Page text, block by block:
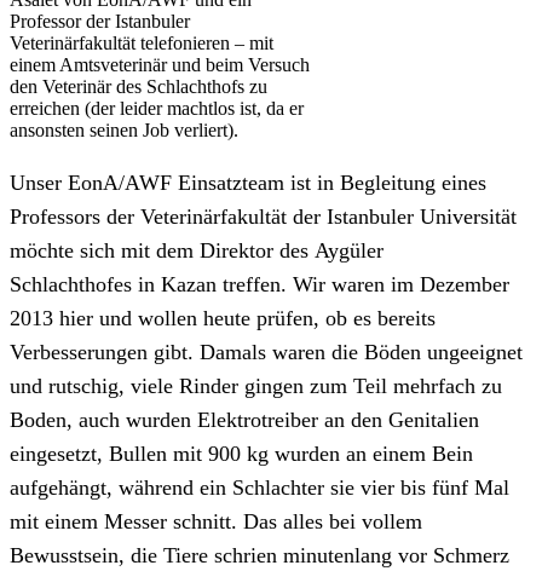
Professor der Istanbuler
Veterinärfakultät telefonieren – mit
einem Amtsveterinär und beim Versuch
den Veterinär des Schlachthofs zu
erreichen (der leider machtlos ist, da er
ansonsten seinen Job verliert).
Unser EonA/AWF Einsatzteam ist in Begleitung eines
Professors der Veterinärfakultät der Istanbuler Universität
möchte sich mit dem Direktor des Aygüler
Schlachthofes in Kazan treffen. Wir waren im Dezember
2013 hier und wollen heute prüfen, ob es bereits
Verbesserungen gibt. Damals waren die Böden ungeeignet
und rutschig, viele Rinder gingen zum Teil mehrfach zu
Boden, auch wurden Elektrotreiber an den Genitalien
eingesetzt, Bullen mit 900 kg wurden an einem Bein
aufgehängt, während ein Schlachter sie vier bis fünf Mal
mit einem Messer schnitt. Das alles bei vollem
Bewusstsein, die Tiere schrien minutenlang vor Schmerz